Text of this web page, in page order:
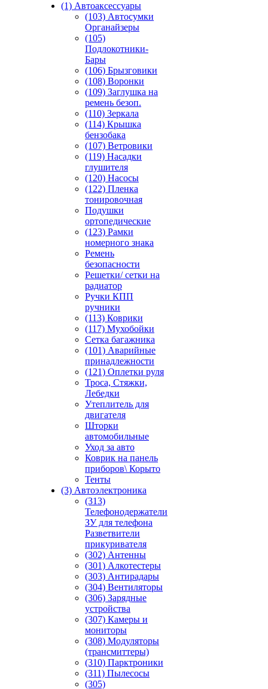
(1) Автоаксессуары
(103) Автосумки
Органайзеры
(105)
Подлокотники-
Бары
(106) Брызговики
(108) Воронки
(109) Заглушка на
ремень безоп.
(110) Зеркала
(114) Крышка
бензобака
(107) Ветровики
(119) Насадки
глушителя
(120) Насосы
(122) Пленка
тонировочная
Подушки
ортопедические
(123) Рамки
номерного знака
Ремень
безопасности
Решетки/ сетки на
радиатор
Ручки КПП
ручники
(113) Коврики
(117) Мухобойки
Сетка багажника
(101) Аварийные
принадлежности
(121) Оплетки руля
Троса, Стяжки,
Лебедки
Утеплитель для
двигателя
Шторки
автомобильные
Уход за авто
Коврик на панель
приборов\ Корыто
Тенты
(3) Автоэлектроника
(313)
Телефонодержатели
ЗУ для телефона
Разветвители
прикуривателя
(302) Антенны
(301) Алкотестеры
(303) Антирадары
(304) Вентиляторы
(306) Зарядные
устройства
(307) Камеры и
мониторы
(308) Модуляторы
(трансмиттеры)
(310) Парктроники
(311) Пылесосы
(305)